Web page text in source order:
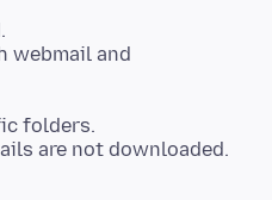
webmail and
folders.